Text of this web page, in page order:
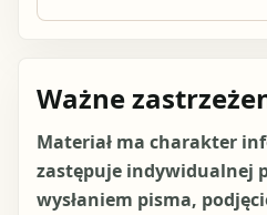
Ważne
Materiał ma charakter
zastępuje indywidualnej
wysłaniem pisma,